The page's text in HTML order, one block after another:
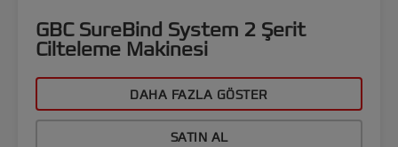
GBC SureBind System 2 Şerit
Cilteleme Makinesi
DAHA FAZLA GÖSTER
SATIN AL